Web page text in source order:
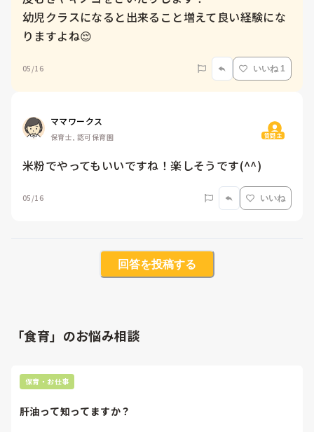
幼児クラスになると出来ること増えて良い経験にな
りますよね😌
05/16 いいね 1
ママワークス
保育士, 認可保育園 質問主
米粉でやってもいいですね！楽しそうです(^^)
05/16 いいね
回答を投稿する
「食育」のお悩み相談
保育・お仕事
肝油って知ってますか？